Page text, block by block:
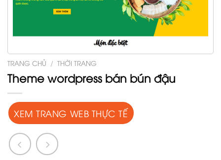
TRANG CHỦ / THỜI TRANG
Theme wordpress bán bún đậu
XEM TRANG WEB THỰC TẾ